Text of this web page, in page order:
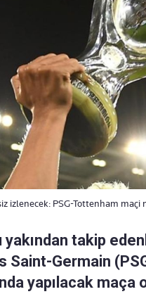
izlenecek: PSG-Tottenham
takip
Saint-Germain
yapılacak maça